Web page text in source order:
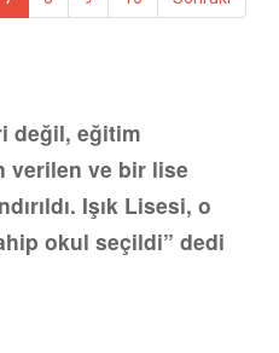
değil, eğitim
verilen ve bir lise
Işık Lisesi, o
okul seçildi” dedi